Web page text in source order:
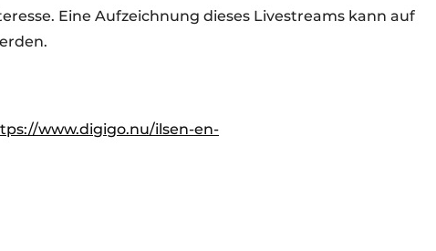
Eine Aufzeichnung dieses Livestreams kann auf
www.digigo.nu/ilsen-en-